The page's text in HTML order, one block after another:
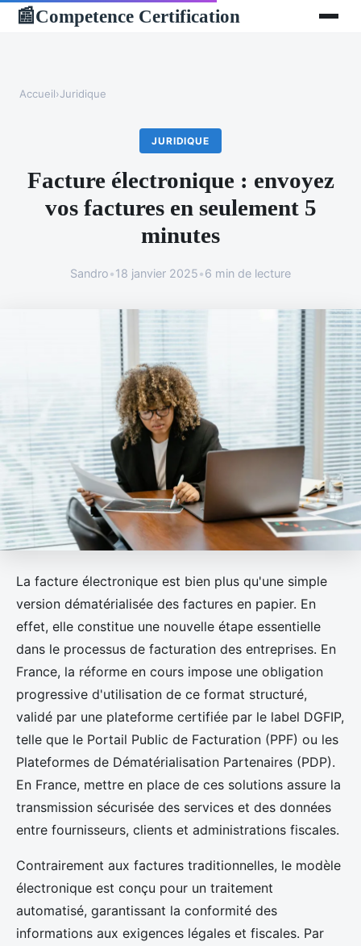
📰Competence Certification
Accueil›Juridique
JURIDIQUE
Facture électronique : envoyez
vos factures en seulement 5
minutes
Sandro•18 janvier 2025•6 min de lecture
La facture électronique est bien plus qu'une simple
version dématérialisée des factures en papier. En
effet, elle constitue une nouvelle étape essentielle
dans le processus de facturation des entreprises. En
France, la réforme en cours impose une obligation
progressive d'utilisation de ce format structuré,
validé par une plateforme certifiée par le label DGFIP,
telle que le Portail Public de Facturation (PPF) ou les
Plateformes de Dématérialisation Partenaires (PDP).
En France, mettre en place de ces solutions assure la
transmission sécurisée des services et des données
entre fournisseurs, clients et administrations fiscales.
Contrairement aux factures traditionnelles, le modèle
électronique est conçu pour un traitement
automatisé, garantissant la conformité des
informations aux exigences légales et fiscales. Par